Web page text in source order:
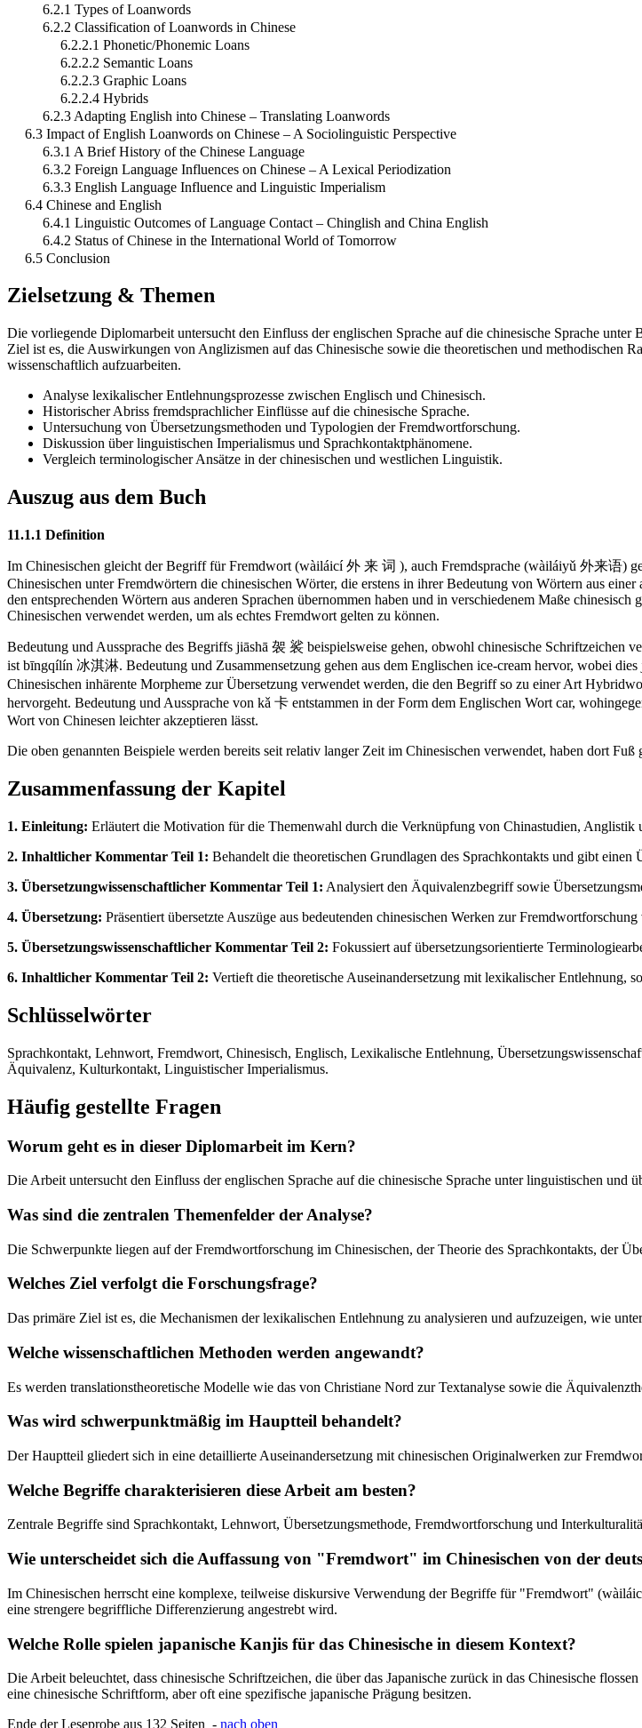
6.2.1 Types of Loanwords
6.2.2 Classification of Loanwords in Chinese
6.2.2.1 Phonetic/Phonemic Loans
6.2.2.2 Semantic Loans
6.2.2.3 Graphic Loans
6.2.2.4 Hybrids
6.2.3 Adapting English into Chinese – Translating Loanwords
6.3 Impact of English Loanwords on Chinese – A Sociolinguistic Perspective
6.3.1 A Brief History of the Chinese Language
6.3.2 Foreign Language Influences on Chinese – A Lexical Periodization
6.3.3 English Language Influence and Linguistic Imperialism
6.4 Chinese and English
6.4.1 Linguistic Outcomes of Language Contact – Chinglish and China English
6.4.2 Status of Chinese in the International World of Tomorrow
6.5 Conclusion
Zielsetzung & Themen
Die vorliegende Diplomarbeit untersucht den Einfluss der englischen Sprache auf die chinesische Sprache
Ziel ist es, die Auswirkungen von Anglizismen auf das Chinesische sowie die theoretischen und
wissenschaftlich aufzuarbeiten.
Analyse lexikalischer Entlehnungsprozesse zwischen Englisch und Chinesisch.
Historischer Abriss fremdsprachlicher Einflüsse auf die chinesische Sprache.
Untersuchung von Übersetzungsmethoden und Typologien der Fremdwortforschung.
Diskussion über linguistischen Imperialismus und Sprachkontaktphänomene.
Vergleich terminologischer Ansätze in der chinesischen und westlichen Linguistik.
Auszug aus dem Buch
11.1.1 Definition
Im Chinesischen gleicht der Begriff für Fremdwort (wàiláicí 外 来 词 ), auch Fremdsprache (wàiláiyǔ 外来语)
Chinesischen unter Fremdwörtern die chinesischen Wörter, die erstens in ihrer Bedeutung von Wörtern aus
den entsprechenden Wörtern aus anderen Sprachen übernommen haben und in verschiedenem Maße
Chinesischen verwendet werden, um als echtes Fremdwort gelten zu können.
Bedeutung und Aussprache des Begriffs jiāshā 袈 裟 beispielsweise gehen, obwohl chinesische
ist bīngqílín 冰淇淋. Bedeutung und Zusammensetzung gehen aus dem Englischen ice-cream hervor, wobei
Chinesischen inhärente Morpheme zur Übersetzung verwendet werden, die den Begriff so zu einer Art
hervorgeht. Bedeutung und Aussprache von kǎ 卡 entstammen in der Form dem Englischen Wort car,
Wort von Chinesen leichter akzeptieren lässt.
Die oben genannten Beispiele werden bereits seit relativ langer Zeit im Chinesischen verwendet, haben dort Fuß
Zusammenfassung der Kapitel
1. Einleitung: Erläutert die Motivation für die Themenwahl durch die Verknüpfung von Chinastudien, Anglistik
2. Inhaltlicher Kommentar Teil 1: Behandelt die theoretischen Grundlagen des Sprachkontakts und gibt
3. Übersetzungwissenschaftlicher Kommentar Teil 1: Analysiert den Äquivalenzbegriff sowie
4. Übersetzung: Präsentiert übersetzte Auszüge aus bedeutenden chinesischen Werken zur
5. Übersetzungswissenschaftlicher Kommentar Teil 2: Fokussiert auf übersetzungsorientierte
6. Inhaltlicher Kommentar Teil 2: Vertieft die theoretische Auseinandersetzung mit lexikalischer Entlehnung,
Schlüsselwörter
Sprachkontakt, Lehnwort, Fremdwort, Chinesisch, Englisch, Lexikalische Entlehnung,
Äquivalenz, Kulturkontakt, Linguistischer Imperialismus.
Häufig gestellte Fragen
Worum geht es in dieser Diplomarbeit im Kern?
Die Arbeit untersucht den Einfluss der englischen Sprache auf die chinesische Sprache unter linguistischen und
Was sind die zentralen Themenfelder der Analyse?
Die Schwerpunkte liegen auf der Fremdwortforschung im Chinesischen, der Theorie des Sprachkontakts, der
Welches Ziel verfolgt die Forschungsfrage?
Das primäre Ziel ist es, die Mechanismen der lexikalischen Entlehnung zu analysieren und aufzuzeigen, wie
Welche wissenschaftlichen Methoden werden angewandt?
Es werden translationstheoretische Modelle wie das von Christiane Nord zur Textanalyse sowie die
Was wird schwerpunktmäßig im Hauptteil behandelt?
Der Hauptteil gliedert sich in eine detaillierte Auseinandersetzung mit chinesischen Originalwerken zur
Welche Begriffe charakterisieren diese Arbeit am besten?
Zentrale Begriffe sind Sprachkontakt, Lehnwort, Übersetzungsmethode, Fremdwortforschung und
Wie unterscheidet sich die Auffassung von "Fremdwort" im Chinesischen von der
Im Chinesischen herrscht eine komplexe, teilweise diskursive Verwendung der Begriffe für "Fremdwort"
eine strengere begriffliche Differenzierung angestrebt wird.
Welche Rolle spielen japanische Kanjis für das Chinesische in diesem Kontext?
Die Arbeit beleuchtet, dass chinesische Schriftzeichen, die über das Japanische zurück in das Chinesische
eine chinesische Schriftform, aber oft eine spezifische japanische Prägung besitzen.
Ende der Leseprobe aus 132 Seiten - nach oben